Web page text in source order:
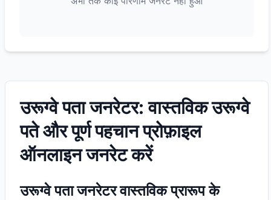
उरूग्वे पता जनरेटर: वास्तविक उरूग्वे
पते और पूर्ण पहचान प्रोफ़ाइल
ऑनलाइन जनरेट करें
उरूग्वे पता जनरेटर वास्तविक प्रारूप के